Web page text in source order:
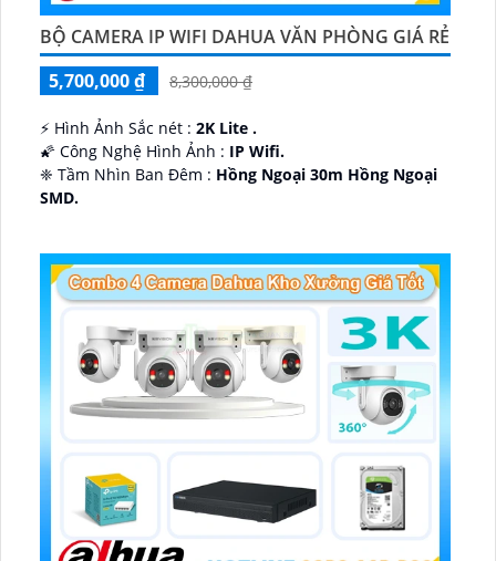
BỘ CAMERA IP WIFI DAHUA VĂN PHÒNG GIÁ RẺ
5,700,000 ₫
8,300,000 ₫
️⚡ Hình Ảnh Sắc nét : 2K Lite .
🌠 Công Nghệ Hình Ảnh : IP Wifi.
❈ Tầm Nhìn Ban Đêm : Hồng Ngoại 30m Hồng Ngoại
SMD.